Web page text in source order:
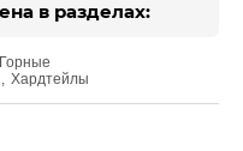
в разделах:
Горные
Хардтейлы